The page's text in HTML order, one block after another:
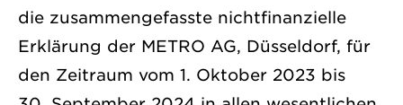
die zusammengefasste nichtfinanzielle
Erklärung der METRO AG, Düsseldorf, für
den Zeitraum vom 1. Oktober 2023 bis